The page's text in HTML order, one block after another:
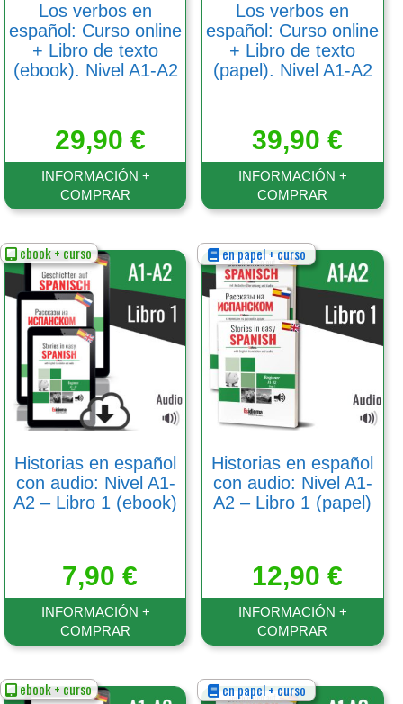
Los verbos en
español: Curso online
+ Libro de texto
(ebook). Nivel A1-A2
29,90 €
INFORMACIÓN +
COMPRAR
página
producto
Los verbos en
español: Curso online
+ Libro de texto
(papel). Nivel A1-A2
39,90 €
INFORMACIÓN +
COMPRAR
página
producto
ebook + curso
Historias en español
con audio: Nivel A1-
A2 – Libro 1 (ebook)
7,90€
INFORMACIÓN +
COMPRAR
Este
producto
tiene
múltiples
variantes.
opciones
pueden
elegir
página
de
en papel + curso
Historias en español
con audio: Nivel A1-
A2 – Libro 1 (papel)
12,90 €
INFORMACIÓN +
COMPRAR
Este
producto
tiene
múltiples
variantes.
Las
opciones
se
pueden
elegir
página
de
ebook + curso
Este
en papel + curso
Este